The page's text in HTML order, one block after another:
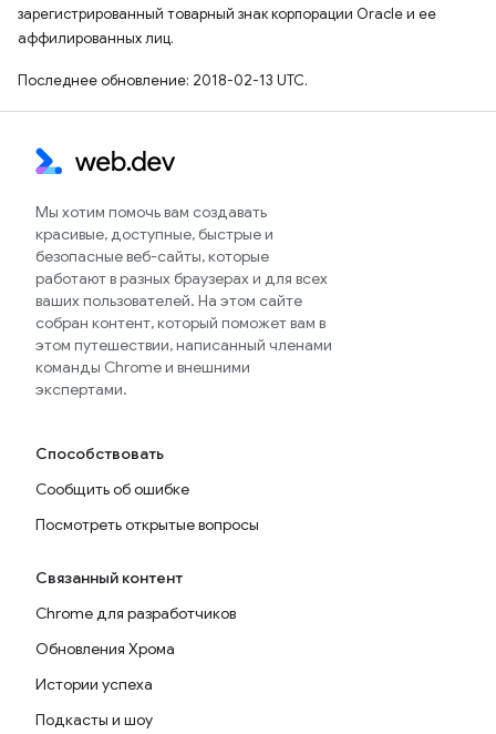
зарегистрированный товарный знак корпорации Oracle и ее
аффилированных лиц.
Последнее обновление: 2018-02-13 UTC.
Мы хотим помочь вам создавать
красивые, доступные, быстрые и
безопасные веб-сайты, которые
работают в разных браузерах и для всех
ваших пользователей. На этом сайте
собран контент, который поможет вам в
этом путешествии, написанный членами
команды Chrome и внешними
экспертами.
Способствовать
Сообщить об ошибке
Посмотреть открытые вопросы
Связанный контент
Chrome для разработчиков
Обновления Хрома
Истории успеха
Подкасты и шоу